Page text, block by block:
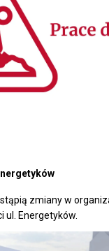
zmiany w
ul. Energetyków.